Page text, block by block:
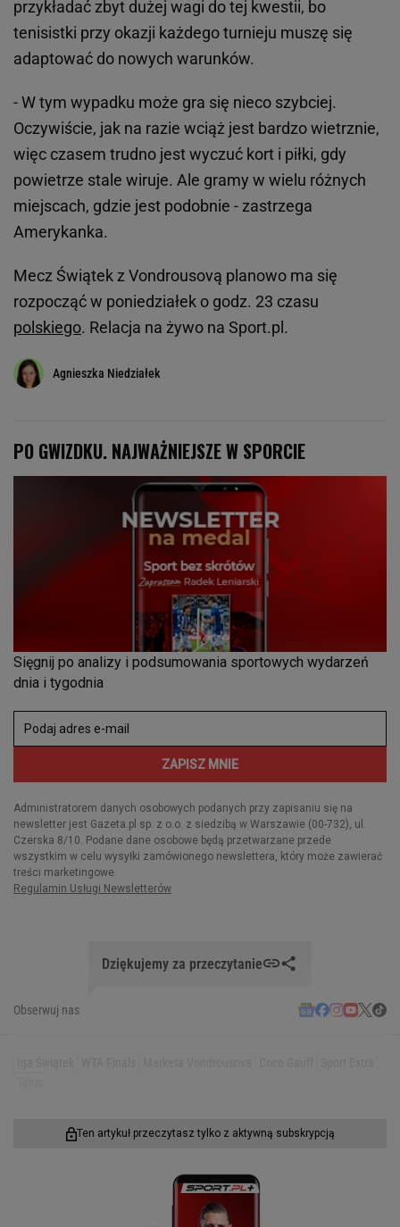
przykładać zbyt dużej wagi do tej kwestii, bo
tenisistki przy okazji każdego turnieju muszę się
adaptować do nowych warunków.
- W tym wypadku może gra się nieco szybciej.
Oczywiście, jak na razie wciąż jest bardzo wietrznie,
więc czasem trudno jest wyczuć kort i piłki, gdy
powietrze stale wiruje. Ale gramy w wielu różnych
miejscach, gdzie jest podobnie - zastrzega
Amerykanka.
Mecz Świątek z Vondrousovą planowo ma się
rozpocząć w poniedziałek o godz. 23 czasu
polskiego. Relacja na żywo na Sport.pl.
Agnieszka Niedziałek
Dziękujemy za przeczytanie
Obserwuj nas